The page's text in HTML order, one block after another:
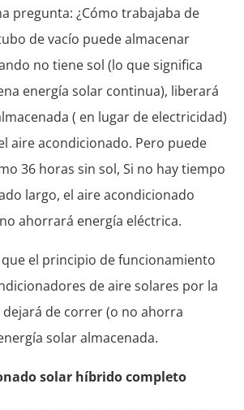
pregunta: ¿Cómo trabajaba de
de vacío puede almacenar
no tiene sol (lo que significa
energía solar continua), liberará
( en lugar de electricidad)
aire acondicionado. Pero puede
36 horas sin sol, Si no hay tiempo
largo, el aire acondicionado
ahorrará energía eléctrica.
el principio de funcionamiento
de aire solares por la
dejará de correr (o no ahorra
solar almacenada.
solar híbrido completo